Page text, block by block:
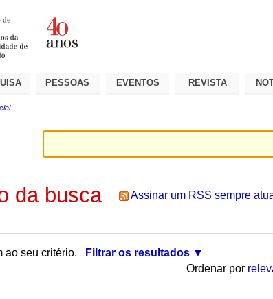
PESSOAS EVENTOS REVISTA
da busca Assinar um RSS sempre
ao seu critério.
Filtrar os resultados
Ordenar por